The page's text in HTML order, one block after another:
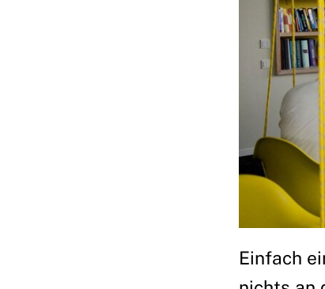
Einfach